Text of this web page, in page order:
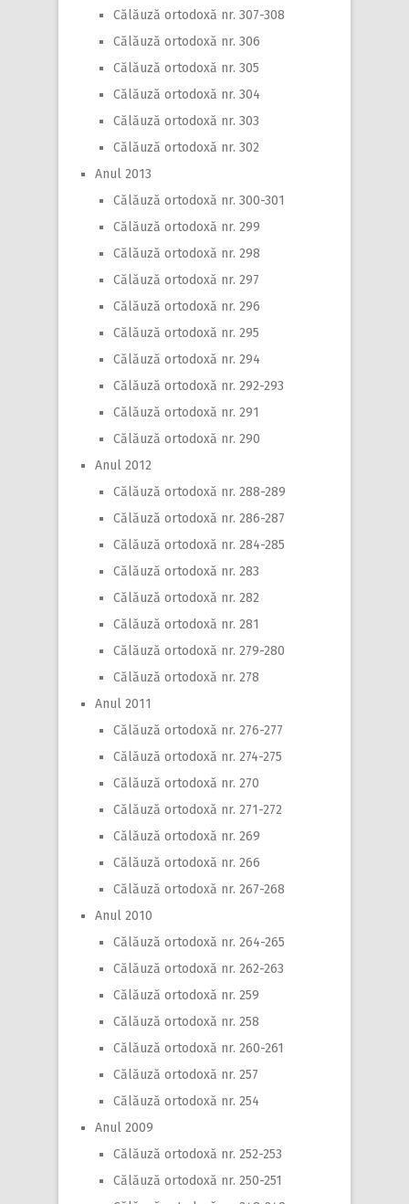
Călăuză ortodoxă nr. 307-308
Călăuză ortodoxă nr. 306
Călăuză ortodoxă nr. 305
Călăuză ortodoxă nr. 304
Călăuză ortodoxă nr. 303
Călăuză ortodoxă nr. 302
Anul 2013
Călăuză ortodoxă nr. 300-301
Călăuză ortodoxă nr. 299
Călăuză ortodoxă nr. 298
Călăuză ortodoxă nr. 297
Călăuză ortodoxă nr. 296
Călăuză ortodoxă nr. 295
Călăuză ortodoxă nr. 294
Călăuză ortodoxă nr. 292-293
Călăuză ortodoxă nr. 291
Călăuză ortodoxă nr. 290
Anul 2012
Călăuză ortodoxă nr. 288-289
Călăuză ortodoxă nr. 286-287
Călăuză ortodoxă nr. 284-285
Călăuză ortodoxă nr. 283
Călăuză ortodoxă nr. 282
Călăuză ortodoxă nr. 281
Călăuză ortodoxă nr. 279-280
Călăuză ortodoxă nr. 278
Anul 2011
Călăuză ortodoxă nr. 276-277
Călăuză ortodoxă nr. 274-275
Călăuză ortodoxă nr. 270
Călăuză ortodoxă nr. 271-272
Călăuză ortodoxă nr. 269
Călăuză ortodoxă nr. 266
Călăuză ortodoxă nr. 267-268
Anul 2010
Călăuză ortodoxă nr. 264-265
Călăuză ortodoxă nr. 262-263
Călăuză ortodoxă nr. 259
Călăuză ortodoxă nr. 258
Călăuză ortodoxă nr. 260-261
Călăuză ortodoxă nr. 257
Călăuză ortodoxă nr. 254
Anul 2009
Călăuză ortodoxă nr. 252-253
Călăuză ortodoxă nr. 250-251